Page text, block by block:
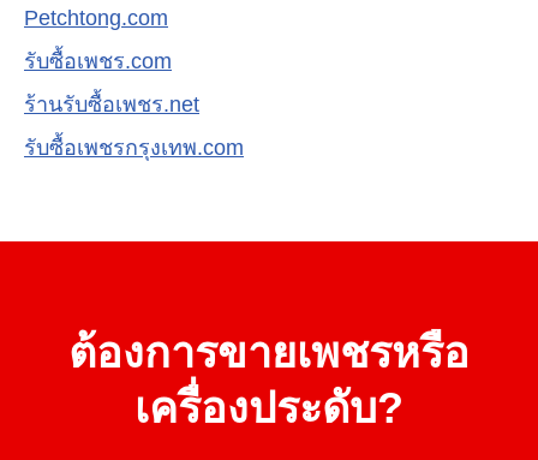
Petchtong.com
รับซื้อเพชร.com
ร้านรับซื้อเพชร.net
รับซื้อเพชรกรุงเทพ.com
ต้องการขายเพชรหรือ
เครื่องประดับ?